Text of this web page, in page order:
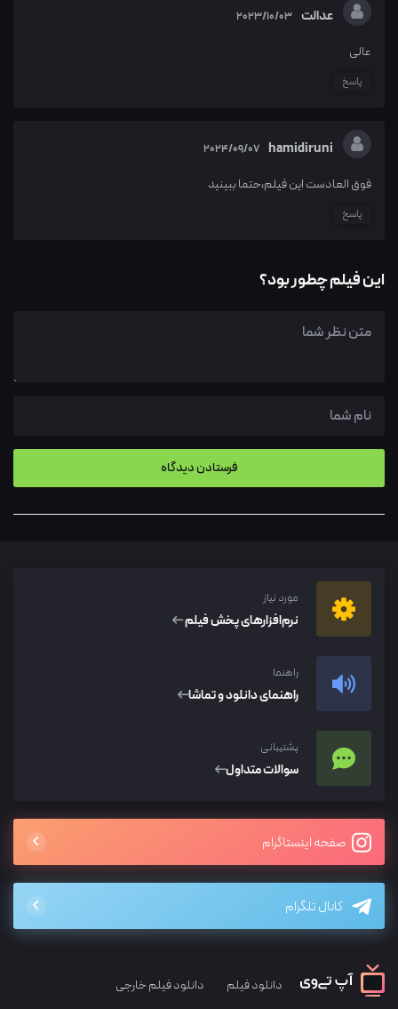
عدالت 2023/10/03
عالی
پاسخ
hamidiruni
2024/09/07
فوق العادست این فیلم،حتما ببینید
پاسخ
این فیلم چطور بود؟
مورد نیاز
نرم‌افزار‌های پخش فیلم
راهنما
راهنمای دانلود و تماشا
پشتیبانی
سوالات متداول
صفحه اینستاگرام
کانال تلگرام
دانلود فیلم دانلود فیلم خارجی